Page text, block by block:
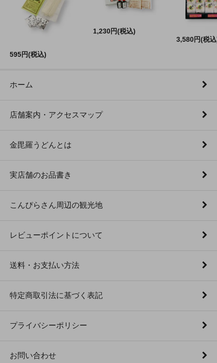
595円(税込)
1,230円(税込)
3,580円(税
ホーム
店舗案内・アクセスマップ
金毘羅うどんとは
実店舗のお品書き
こんぴらさん周辺の観光地
レビューポイントについて
送料・お支払い方法
特定商取引法に基づく表記
プライバシーポリシー
お問い合わせ